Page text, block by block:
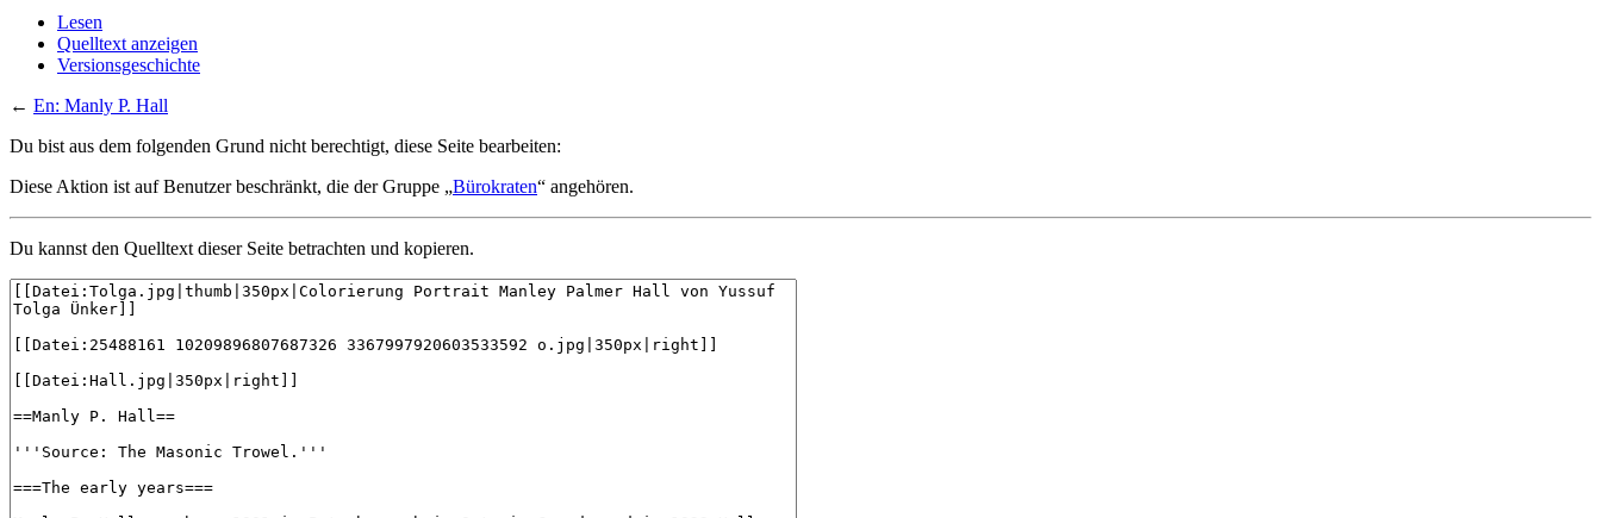
Lesen
Quelltext anzeigen
Versionsgeschichte
← En: Manly P. Hall
Du bist aus dem folgenden Grund nicht berechtigt, diese Seite bearbeiten:
Diese Aktion ist auf Benutzer beschränkt, die der Gruppe „Bürokraten“ angehören.
Du kannst den Quelltext dieser Seite betrachten und kopieren.